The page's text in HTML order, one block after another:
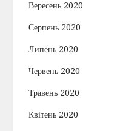
Вересень 2020
Серпень 2020
Липень 2020
Червень 2020
Травень 2020
Квітень 2020